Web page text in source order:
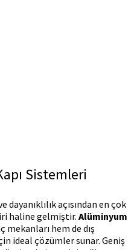
Sistemleri
açısından en çok
haline gelmiştir. Alüminyum
mekanları hem de dış
ideal çözümler sunar. Geniş